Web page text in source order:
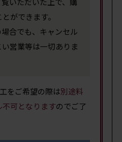
ができます。
合でも、キャンセル
営業等は一切ありま
をご希望の際は別途料
可となりますのでご了